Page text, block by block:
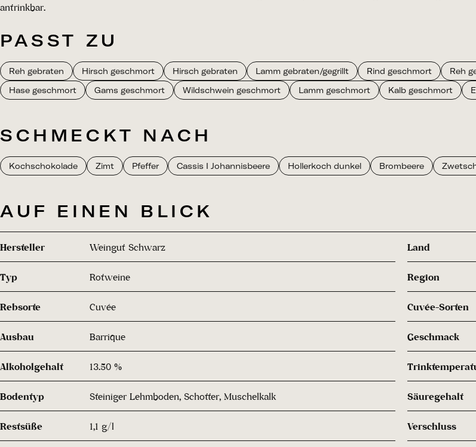
antrinkbar.
PASST ZU
Reh gebraten Hirsch geschmort Hirsch gebraten Lamm gebraten/gegrillt Rind geschmort Reh
Hase geschmort
Gams geschmort Wildschwein geschmort Lamm geschmort Kalb geschmort
SCHMECKT NACH
Kochschokolade Zimt Pfeffer Cassis I Johannisbeere Hollerkoch dunkel Brombeere
AUF EINEN BLICK
Hersteller Weingut Schwarz Land
Typ Rotweine Region
Rebsorte Cuvée Cuvée-Sorten
Ausbau Barrique Geschmack
Alkoholgehalt 13.50 %
Bodentyp Steiniger Lehmboden, Schotter, Muschelkalk Säuregehalt
Restsüße 1,1 g/l Verschluss